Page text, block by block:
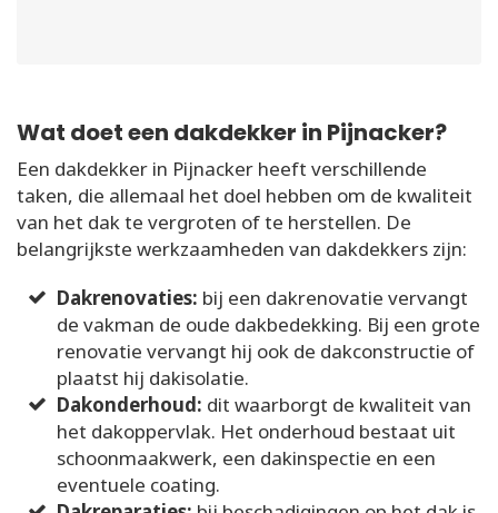
Wat doet een dakdekker in Pijnacker?
Een dakdekker in Pijnacker heeft verschillende
taken, die allemaal het doel hebben om de kwaliteit
van het dak te vergroten of te herstellen. De
belangrijkste werkzaamheden van dakdekkers zijn:
Dakrenovaties: bij een dakrenovatie vervangt
de vakman de oude dakbedekking. Bij een grote
renovatie vervangt hij ook de dakconstructie of
plaatst hij dakisolatie.
Dakonderhoud: dit waarborgt de kwaliteit van
het dakoppervlak. Het onderhoud bestaat uit
schoonmaakwerk, een dakinspectie en een
eventuele coating.